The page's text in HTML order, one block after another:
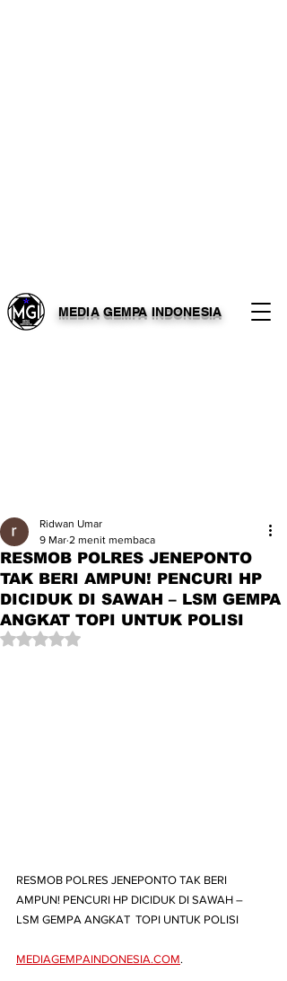
MEDIA GEMPA INDONESIA
RESMOB POLRES JENEPONTO
TAK BERI AMPUN! PENCURI HP
DICIDUK DI SAWAH – LSM GEMPA
ANGKAT TOPI UNTUK POLISI
Ridwan Umar
9 Mar 2 menit membaca
Dinilai NaN dari 5 bintang.
RESMOB POLRES JENEPONTO TAK BERI
AMPUN! PENCURI HP DICIDUK DI SAWAH –
LSM GEMPA ANGKAT  TOPI UNTUK POLISI
MEDIAGEMPAINDONESIA.COM.